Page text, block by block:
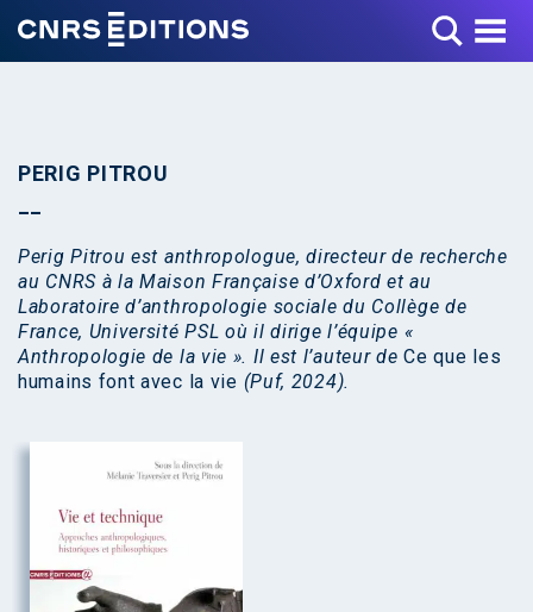
Toggle Menu
PERIG PITROU
Perig Pitrou est anthropologue, directeur de recherche
au CNRS à la Maison Française d’Oxford et au
Laboratoire d’anthropologie sociale du Collège de
France, Université PSL où il dirige l’équipe «
Anthropologie de la vie ». Il est l’auteur deCe que les
humains font avec la vie (Puf, 2024).